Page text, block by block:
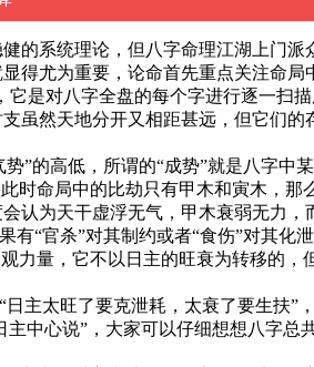
系统理论，但八字命理江湖上门派
尤为重要，论命首先重点关注命局
是对八字全盘的每个字进行逐一扫
然天地分开又相距甚远，但它们
的高低，所谓的“成势”就是八字中
命局中的比劫只有甲木和寅木，那
为天干虚浮无气，甲木衰弱无力，
“官杀”对其制约或者“食伤”对其化泄
量，它不以日主的旺衰为转移的，
太旺了要克泄耗，太衰了要生扶”
中心说”，大家可以仔细想想八字